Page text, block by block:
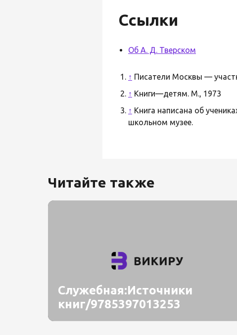
Ссылки
Об А. Д. Тверском
↑ Писатели Москвы —
↑ Книги—детям. М., 1973
↑ Книга написана об
школьном музее.
Читайте также
Служебная:Источники
книг/9785397013253